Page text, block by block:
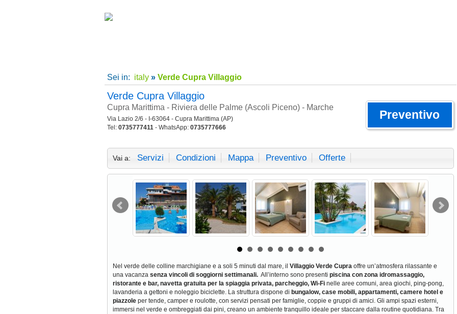
Sei in: italy» Verde Cupra Villaggio
Verde Cupra Villaggio
Cupra Marittima - Riviera delle Palme (Ascoli Piceno) - Marche
Via Lazio 2/6 - I-63064 - Cupra Marittima (AP)
Tel: 0735777411- WhatsApp: 0735777666
Preventivo
Vai a: Servizi Condizioni Mappa Preventivo Offerte
Nel verde delle colline marchigiane e a soli 5 minuti dal mare, il Villaggio Verde Cupraoffre un’atmosfera rilassante e
una vacanza senza vincoli di soggiorni settimanali.All’interno sono presenti piscina con zona idromassaggio,
ristorante e bar, navetta gratuita per la spiaggia privata, parcheggio, Wi-Finelle aree comuni, area giochi, ping-pong,
lavanderia a gettoni e noleggio biciclette. La struttura dispone di bungalow, case mobili, appartamenti, camere hotel e
piazzoleper tende, camper e roulotte, con servizi pensati per famiglie, coppie e gruppi di amici. Gli ampi spazi esterni,
immersi nel verde e ombreggiati dai pini, creano un ambiente tranquillo ideale per staccare dalla routine quotidiana. Tra